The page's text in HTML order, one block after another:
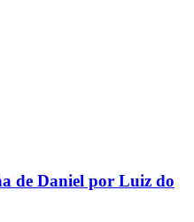
de Daniel por Luiz do